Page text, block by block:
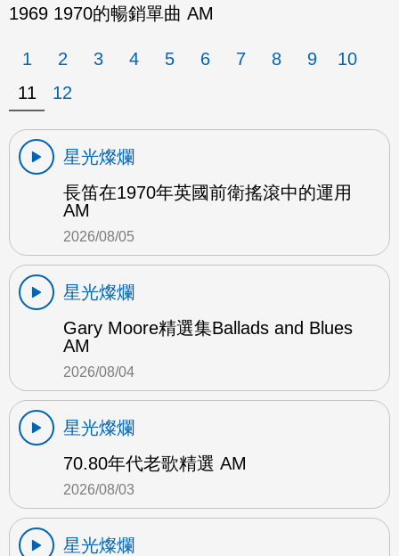
1969 1970的暢銷單曲 AM
1 2 3 4 5 6 7 8 9
10
11
12
星光燦爛
長笛在1970年英國前衛搖滾中的運用
AM
2026/08/05
星光燦爛
Gary Moore精選集Ballads and Blues
AM
2026/08/04
星光燦爛
70.80年代老歌精選 AM
2026/08/03
星光燦爛